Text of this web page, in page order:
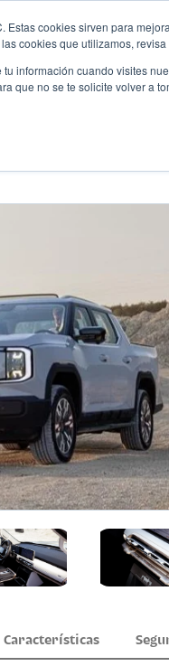
Estas cookies sirven para
cookies que utilizamos,
información cuando visites
que no se te solicite volver a
Características